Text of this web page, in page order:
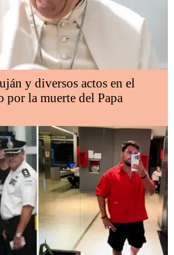
y diversos actos en el
por la muerte del Papa